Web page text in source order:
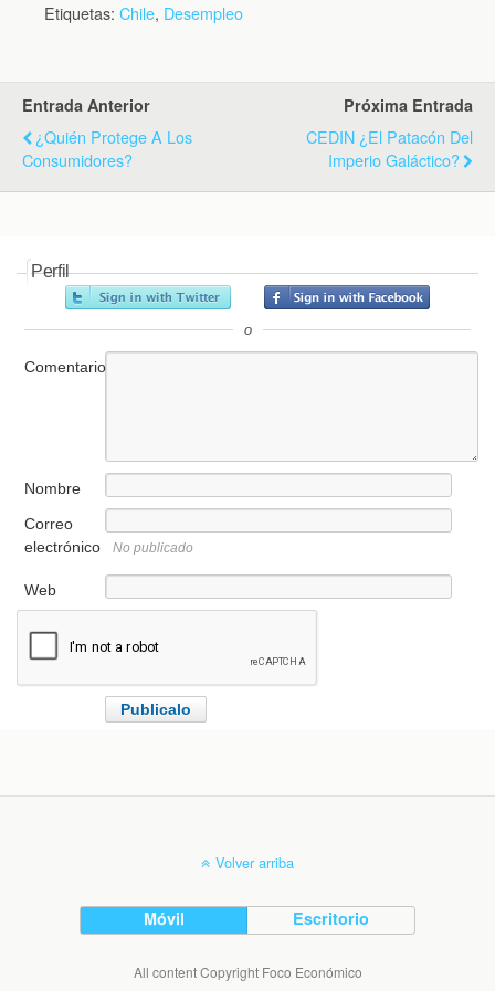
Etiquetas: Chile, Desempleo
Entrada Anterior
¿Quién Protege A Los
Consumidores?
Próxima Entrada
CEDIN ¿El Patacón Del
Imperio Galáctico?
Perfil
o
Comentario
Nombre
Correo
electrónico
No publicado
Web
Volver arriba
Móvil Escritorio
All content Copyright Foco Económico